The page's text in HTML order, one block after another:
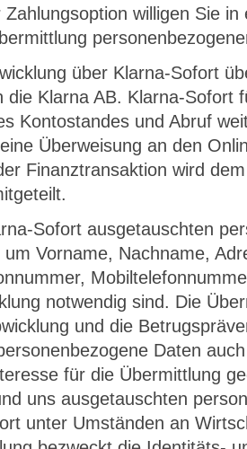
willigen Sie
über Klarna-Sofort
die Klarna AB. Klarna-Sofort
Kontostandes und Abruf
Überweisung an den
Finanztransaktion wird
Sofort ausgetauschten
um Vorname, Nachname,
notwendig sind. Die
und die
Daten
für die Übermittlung
uns ausgetauschten
unter Umständen an